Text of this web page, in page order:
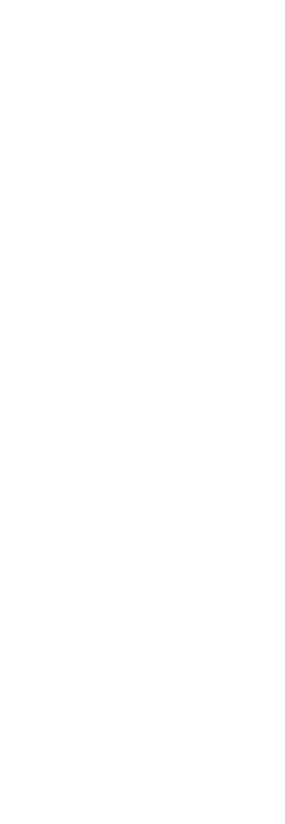
von Amiad bieten die ideale
und
unsere maßgeschneiderten
Anforderungen erfüllen und eine
gewährleisten,
und